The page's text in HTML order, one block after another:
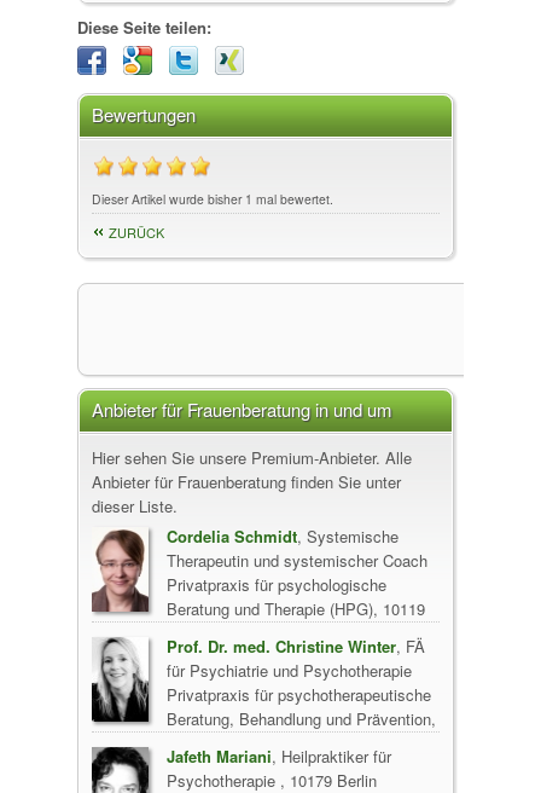
Diese Seite teilen:
Bewertungen
Dieser Artikel wurde bisher 1 mal bewertet.
ZURÜCK
Anbieter für Frauenberatung in und um
Hier sehen Sie unsere Premium-Anbieter. Alle
Anbieter für Frauenberatung finden Sie unter
dieser Liste.
Cordelia Schmidt, Systemische
Therapeutin und systemischer Coach
Privatpraxis für psychologische
Beratung und Therapie (HPG), 10119
Berlin
Prof. Dr. med. Christine Winter, FÄ
für Psychiatrie und Psychotherapie
Privatpraxis für psychotherapeutische
Beratung, Behandlung und Prävention,
10117 Berlin
Jafeth Mariani, Heilpraktiker für
Psychotherapie , 10179 Berlin